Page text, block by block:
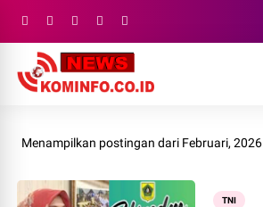
Menampilkan postingan dari Februari, 2026
TNI